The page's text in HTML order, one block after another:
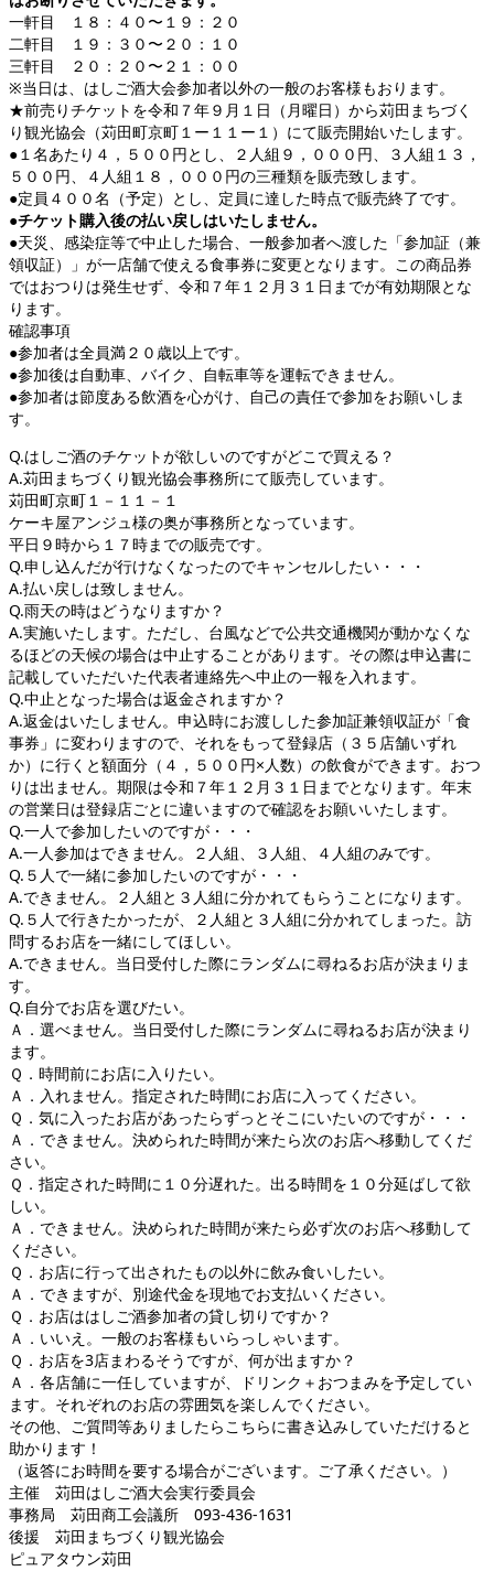
一軒目 １８：４０〜１９：２０
二軒目 １９：３０〜２０：１０
三軒目 ２０：２０〜２１：００
※当日は、はしご酒大会参加者以外の一般のお客様もおります。
★前売りチケットを令和７年９月１日（月曜日）から苅田まちづく
り観光協会（苅田町京町１ー１１ー１）にて販売開始いたします。
●１名あたり４，５００円とし、２人組９，０００円、３人組１３，
５００円、４人組１８，０００円の三種類を販売致します。
●定員４００名（予定）とし、定員に達した時点で販売終了です。
●チケット購入後の払い戻しはいたしません。
●天災、感染症等で中止した場合、一般参加者へ渡した「参加証（兼
領収証）」が一店舗で使える食事券に変更となります。この商品券
ではおつりは発生せず、令和７年１２月３１日までが有効期限とな
ります。
確認事項
●参加者は全員満２０歳以上です。
●参加後は自動車、バイク、自転車等を運転できません。
●参加者は節度ある飲酒を心がけ、自己の責任で参加をお願いしま
す。
Q.はしご酒のチケットが欲しいのですがどこで買える？
A.苅田まちづくり観光協会事務所にて販売しています。
苅田町京町１－１１－１
ケーキ屋アンジュ様の奥が事務所となっています。
平日９時から１７時までの販売です。
Q.申し込んだが行けなくなったのでキャンセルしたい・・・
A.払い戻しは致しません。
Q.雨天の時はどうなりますか？
A.実施いたします。ただし、台風などで公共交通機関が動かなくな
るほどの天候の場合は中止することがあります。その際は申込書に
記載していただいた代表者連絡先へ中止の一報を入れます。
Q.中止となった場合は返金されますか？
A.返金はいたしません。申込時にお渡しした参加証兼領収証が「食
事券」に変わりますので、それをもって登録店（３５店舗いずれ
か）に行くと額面分（４，５００円×人数）の飲食ができます。おつ
りは出ません。期限は令和７年１２月３１日までとなります。年末
の営業日は登録店ごとに違いますので確認をお願いいたします。
Q.一人で参加したいのですが・・・
A.一人参加はできません。２人組、３人組、４人組のみです。
Q.５人で一緒に参加したいのですが・・・
A.できません。２人組と３人組に分かれてもらうことになります。
Q.５人で行きたかったが、２人組と３人組に分かれてしまった。訪
問するお店を一緒にしてほしい。
A.できません。当日受付した際にランダムに尋ねるお店が決まりま
す。
Q.自分でお店を選びたい。
Ａ．選べません。当日受付した際にランダムに尋ねるお店が決まり
ます。
Ｑ．時間前にお店に入りたい。
Ａ．入れません。指定された時間にお店に入ってください。
Ｑ．気に入ったお店があったらずっとそこにいたいのですが・・・
Ａ．できません。決められた時間が来たら次のお店へ移動してくだ
さい。
Ｑ．指定された時間に１０分遅れた。出る時間を１０分延ばして欲
しい。
Ａ．できません。決められた時間が来たら必ず次のお店へ移動して
ください。
Ｑ．お店に行って出されたもの以外に飲み食いしたい。
Ａ．できますが、別途代金を現地でお支払いください。
Ｑ．お店ははしご酒参加者の貸し切りですか？
Ａ．いいえ。一般のお客様もいらっしゃいます。
Ｑ．お店を3店まわるそうですが、何が出ますか？
Ａ．各店舗に一任していますが、ドリンク＋おつまみを予定してい
ます。それぞれのお店の雰囲気を楽しんでください。
その他、ご質問等ありましたらこちらに書き込みしていただけると
助かります！
（返答にお時間を要する場合がございます。ご了承ください。）
主催 苅田はしご酒大会実行委員会
事務局 苅田商工会議所 093-436-1631
後援 苅田まちづくり観光協会
ピュアタウン苅田